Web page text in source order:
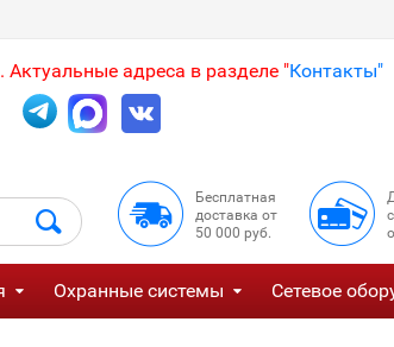
адреса в разделе "Контакты"
Бесплатная
доставка от
50 000 руб.
Охранные системы Сетевое